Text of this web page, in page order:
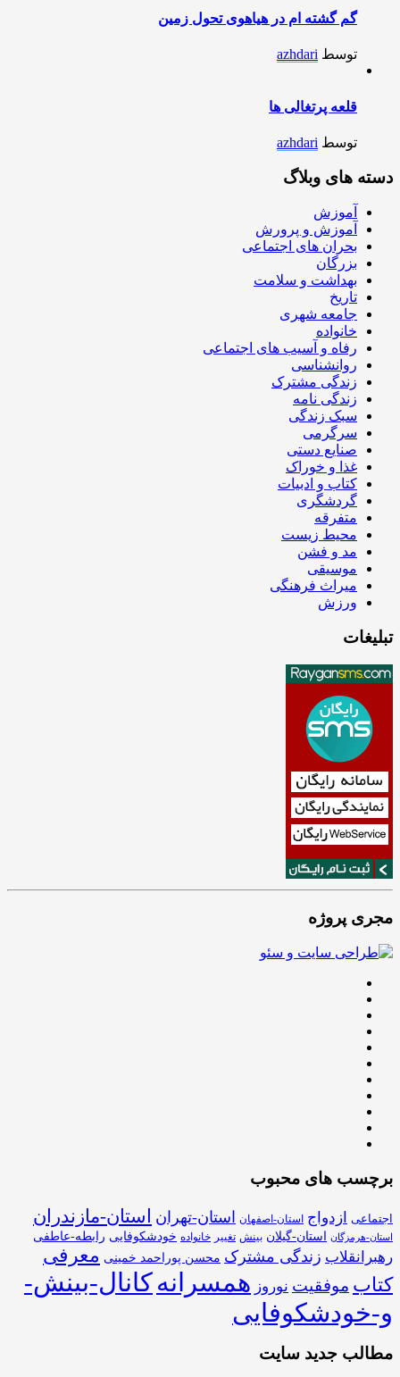
گم گشته ام در هیاهوی تحول زمین
توسط azhdari
قلعه پرتغالی ها
توسط azhdari
دسته های وبلاگ
آموزش
آموزش و پرورش
بحران های اجتماعی
بزرگان
بهداشت و سلامت
تاریخ
جامعه شهری
خانواده
رفاه و آسیب های اجتماعی
روانشناسی
زندگی مشترک
زندگی نامه
سبک زندگی
سرگرمی
صنایع دستی
غذا و خوراک
کتاب و ادبیات
گردشگری
متفرقه
محیط زیست
مد و فشن
موسیقی
میراث فرهنگی
ورزش
تبلیغات
مجری پروژه
برچسب های محبوب
اجتماعی ازدواج استان-اصفهان استان-تهران استان-مازندران
استان-هرمزگان استان-گیلان بینش تغییر خانواده خودشکوفایی رابطه-عاطفی
رهبرانقلاب زندگی مشترک محسن پوراحمد خمینی معرفی
کتاب موفقیت نوروز همسرانهکانال-بینش-
و-خودشکوفایی
مطالب جدید سایت